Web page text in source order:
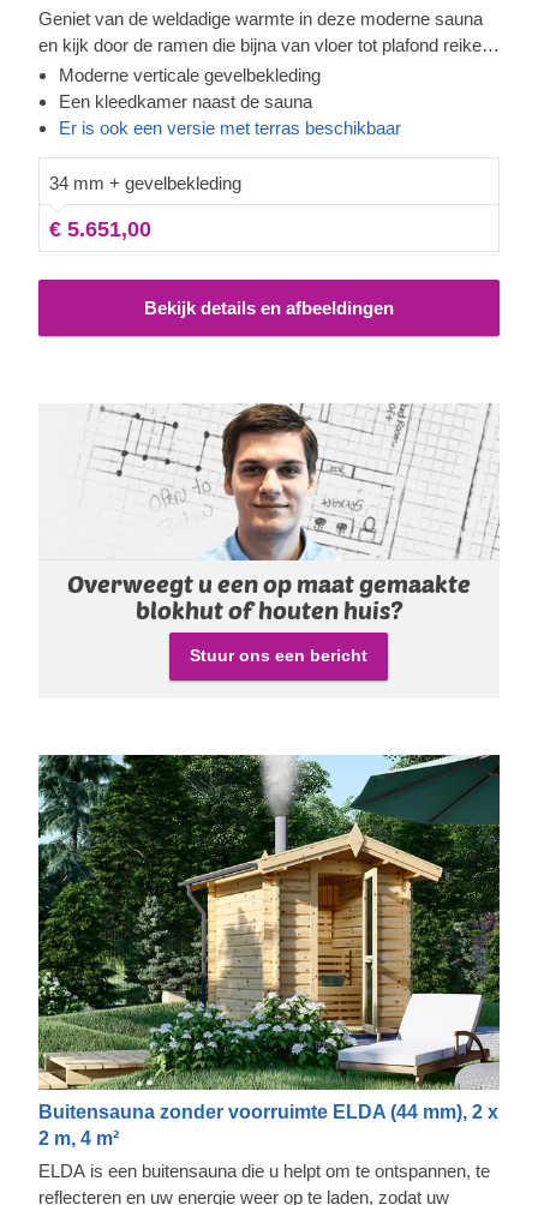
Geniet van de weldadige warmte in deze moderne sauna
en kijk door de ramen die bijna van vloer tot plafond reiken,
terwijl u de spanning uit uw lichaam voelt wegvloeien. De
extra gevelbekleding zorgt voor meer stevigheid en
isolatie, en geeft de sauna een strakke, verfijnde uitstraling.
comfortabel op de bank zitten en zich omkleden voordat u
de sauna betreedt.
Moderne verticale gevelbekleding
Een kleedkamer naast de sauna
Er is ook een versie met terras beschikbaar
34 mm + gevelbekleding
€ 5.651,00
Bekijk details en afbeeldingen
Overweegt u een op maat gemaakte
blokhut of houten huis?
Stuur ons een bericht
Buitensauna zonder voorruimte ELDA (44 mm), 2 x
2 m, 4 m²
ELDA is een buitensauna die u helpt om te ontspannen, te
reflecteren en uw energie weer op te laden, zodat uw